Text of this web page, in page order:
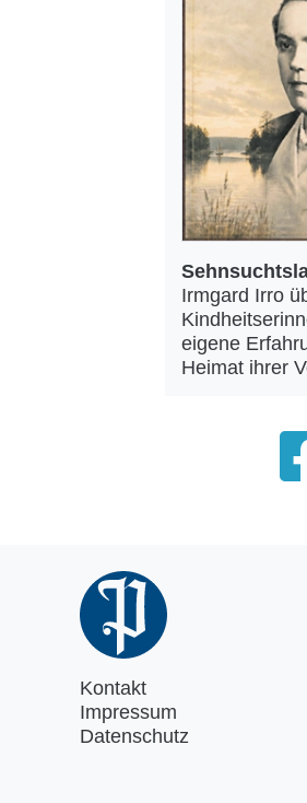
Irmgard Irro
eigene
Heimat ihrer
Kontakt
Impressum
Datenschutz